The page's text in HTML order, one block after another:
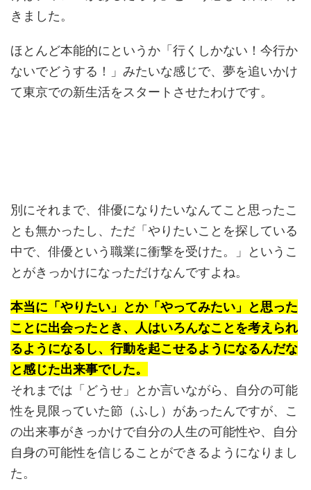
きました。
ほとんど本能的にというか「行くしかない！今行か
ないでどうする！」みたいな感じで、夢を追いかけ
て東京での新生活をスタートさせたわけです。
別にそれまで、俳優になりたいなんてこと思ったこ
とも無かったし、ただ「やりたいことを探している
中で、俳優という職業に衝撃を受けた。」というこ
とがきっかけになっただけなんですよね。
本当に「やりたい」とか「やってみたい」と思った
ことに出会ったとき、人はいろんなことを考えられ
るようになるし、行動を起こせるようになるんだな
と感じた出来事でした。
それまでは「どうせ」とか言いながら、自分の可能
性を見限っていた節（ふし）があったんですが、こ
の出来事がきっかけで自分の人生の可能性や、自分
自身の可能性を信じることができるようになりまし
た。